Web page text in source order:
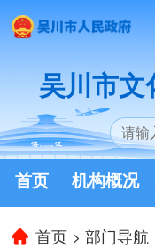
吴川市文
首页 机构概况
首页 >部门导航